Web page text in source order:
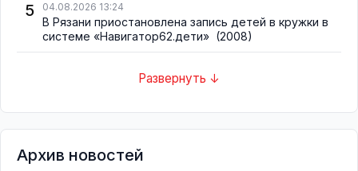
5 04.08.2026 13:24
В Рязани приостановлена запись детей в кружки в
системе «Навигатор62.дети» (2008)
Развернуть ↓
Архив новостей